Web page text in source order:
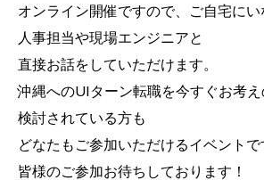
オンライン開催ですので、ご自宅に
人事担当や現場エンジニアと
直接お話をしていただけます。
沖縄へのUIターン転職を今すぐお考
検討されている方も
どなたもご参加いただけるイベントで
皆様のご参加お待ちしております！